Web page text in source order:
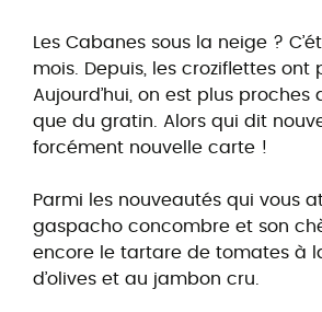
Les Cabanes sous la neige ?
mois. Depuis, les croziflettes ont
Aujourd’hui, on est plus
que du gratin. Alors qui dit
forcément nouvelle carte !
Parmi les nouveautés qui vous
gaspacho concombre et son
encore le tartare de tomates à
d’olives et au jambon cru.